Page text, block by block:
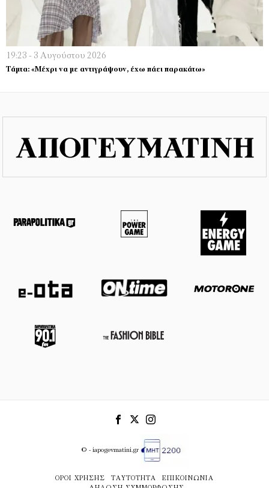
19:23 - 3 Αυγούστου 2026
Τάμτα: «Μέχρι να µε αντιγράψουν, έχω πάει παρακάτω»
© - iapogevmatini.gr
ΌΡΟΙ ΧΡΉΣΗΣ ΤΑΥΤΌΤΗΤΑ
ΕΠΙΚΟΙΝΩΝΊΑ